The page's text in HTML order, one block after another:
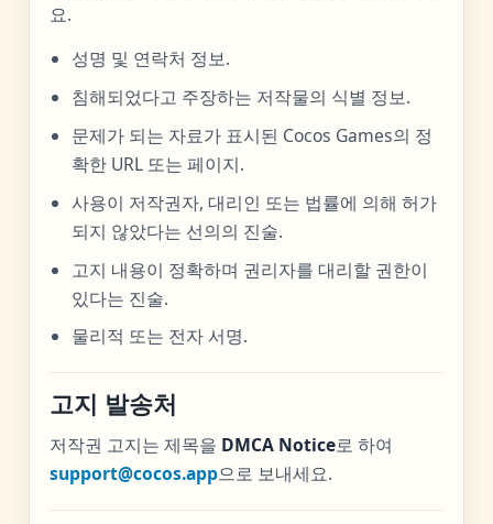
요.
성명 및 연락처 정보.
침해되었다고 주장하는 저작물의 식별 정보.
문제가 되는 자료가 표시된 Cocos Games의 정
확한 URL 또는 페이지.
사용이 저작권자, 대리인 또는 법률에 의해 허가
되지 않았다는 선의의 진술.
고지 내용이 정확하며 권리자를 대리할 권한이
있다는 진술.
물리적 또는 전자 서명.
고지 발송처
저작권 고지는 제목을 DMCA Notice로 하여
support@cocos.app으로 보내세요.